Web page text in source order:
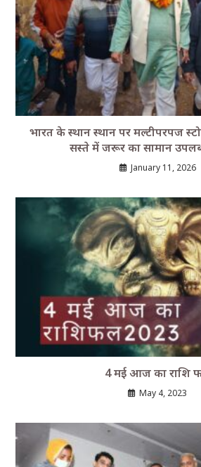
भारत के स्थान स्थान पर मल्टीपरपज
सस्ते में जरूर का सामान
January 11, 2026
4 मई आज का राशि
May 4, 2023